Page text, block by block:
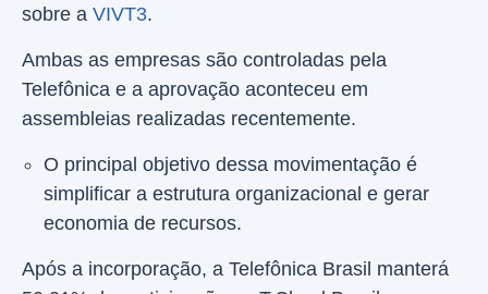
sobre a VIVT3.
Ambas as empresas são controladas pela
Telefônica e a aprovação aconteceu em
assembleias realizadas recentemente.
O principal objetivo dessa movimentação é
simplificar a estrutura organizacional e gerar
economia de recursos.
Após a incorporação, a Telefônica Brasil manterá